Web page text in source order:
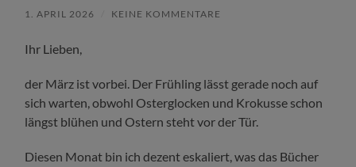
1. APRIL 2026 KEINE KOMMENTARE
Ihr Lieben,
der März ist vorbei. Der Frühling lässt gerade noch auf
sich warten, obwohl Osterglocken und Krokusse schon
längst blühen und Ostern steht vor der Tür.
Diesen Monat bin ich dezent eskaliert, was das Bücher